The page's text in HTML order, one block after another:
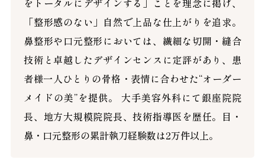
をトータルにデザインする」ことを理念に掲げ、
「整形感のない」自然で上品な仕上がりを追求。
鼻整形や口元整形においては、繊細な切開・縫合
技術と卓越したデザインセンスに定評があり、患
者様一人ひとりの骨格・表情に合わせた“オーダー
メイドの美”を提供。 大手美容外科にて銀座院院
長、地方大規模院院長、技術指導医を歴任。目・
鼻・口元整形の累計執刀経験数は2万件以上。